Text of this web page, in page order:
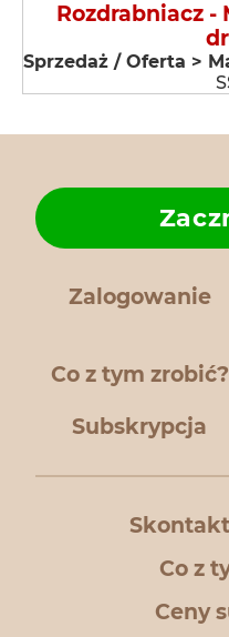
Rozdrabniacz -
Sprzedaż / Oferta >
Zalogowanie
Co z tym zrobić?
Subskrypcja
Co z
Ceny